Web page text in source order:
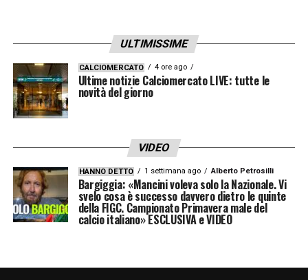
LA PLAYLIST DELLE NOSTRE TOP NEWS
ULTIMISSIME
CALCIOMERCATO 4 ore ago
Ultime notizie Calciomercato LIVE: tutte le
novità del giorno
VIDEO
HANNO DETTO 1 settimana ago Alberto Petrosilli
Bargiggia: «Mancini voleva solo la Nazionale. Vi
svelo cosa è successo davvero dietro le quinte
della FIGC. Campionato Primavera male del
calcio italiano» ESCLUSIVA e VIDEO